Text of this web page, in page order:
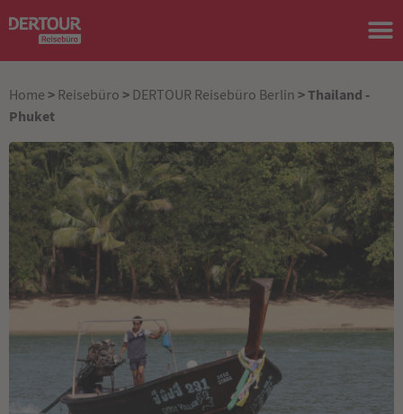
Home > Reisebüro > DERTOUR Reisebüro Berlin > Thailand -
Phuket